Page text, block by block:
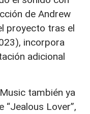
de Andrew
proyecto tras el
incorpora
adicional
también ya
“Jealous Lover”,